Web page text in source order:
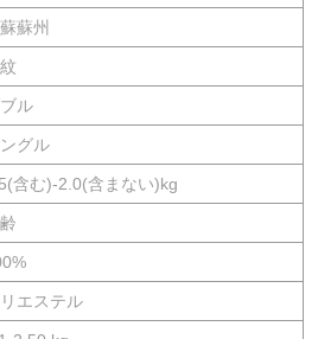
蘇州
ル
グル
含む)-2.0(含まない)kg
エステル